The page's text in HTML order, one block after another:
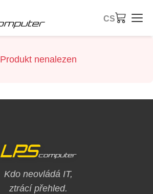
CS
Produkt nenalezen
Kdo neovládá IT,
ztrácí přehled.